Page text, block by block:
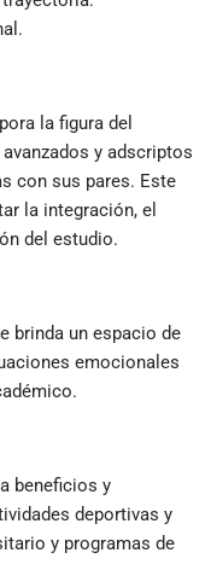
la figura del
y adscriptos
con sus pares. Este
la integración, el
del estudio.
brinda un espacio de
emocionales
beneficios y
deportivas y
y programas de